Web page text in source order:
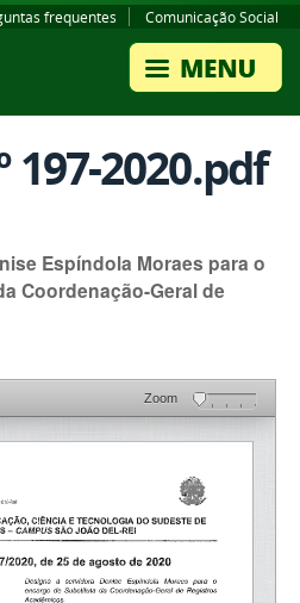
frequentes Comunicação Social
197-2020.pdf
Espíndola Moraes para o
Coordenação-Geral de
Zoom